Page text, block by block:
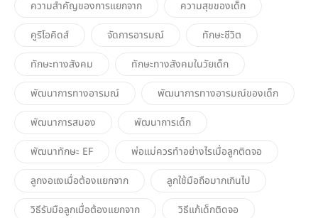
ความสำคัญของการแยกจาก
ความสุขของเด็ก
คูริโอคิดส์
จัดการอารมณ์
ทักษะชีวิต
ทักษะทางสังคม
ทักษะทางสังคมในวัยเด็ก
พัฒนาการทางอารมณ์
พัฒนาการทางอารมณ์ของเด็ก
พัฒนาการสมอง
พัฒนาการเด็ก
พัฒนาทักษะ EF
พ่อแม่ควรทำอย่างไรเมื่อลูกติดจอ
ลูกงอแงเมื่อต้องแยกจาก
ลูกใช้มือถือมากเกินไป
วิธีรับมือลูกเมื่อต้องแยกจาก
วิธีแก้เด็กติดจอ